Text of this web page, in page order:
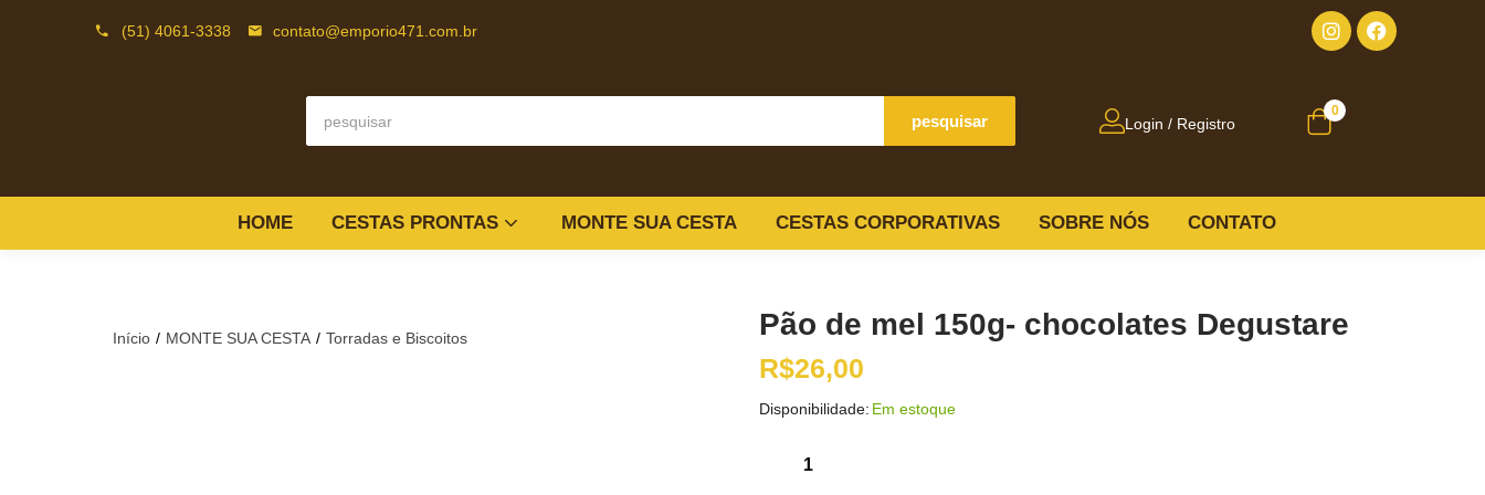
(51) 4061-3338 contato@emporio471.com.br
pesquisar Login / Registro
0
HOME CESTAS PRONTAS MONTE SUA CESTA CESTAS CORPORATIVAS SOBRE NÓS CONTATO
Início MONTE SUA CESTA Torradas e Biscoitos Pão de mel 150g- chocolates Degustare
R$26,00
Disponibilidade: Em estoque